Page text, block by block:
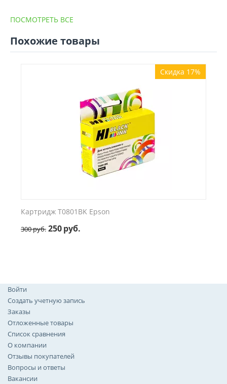
ПОСМОТРЕТЬ ВСЕ
Похожие товары
Скидка 17%
Картридж T0801BK Epson
300руб. 250руб.
Войти
Создать учетную запись
Заказы
Отложенные товары
Список сравнения
О компании
Отзывы покупателей
Вопросы и ответы
Вакансии